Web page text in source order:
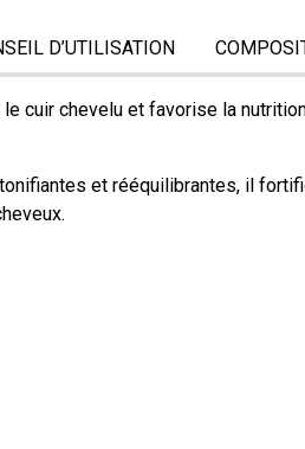
D’UTILISATION
cuir chevelu et favorise la
et rééquilibrantes, il